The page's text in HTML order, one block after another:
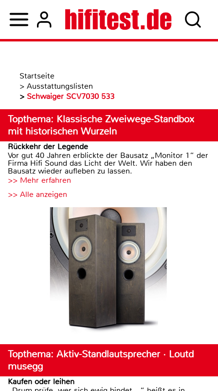
Startseite
> Ausstattungslisten
> Schwaiger SCV7030 533
Topthema: Klassische Zweiwege-Standbox
mit historischen Wurzeln
Rückkehr der Legende
Vor gut 40 Jahren erblickte der Bausatz „Monitor 1“ der
Firma Hifi Sound das Licht der Welt. Wir haben den
Bausatz wieder aufleben zu lassen.
>> Mehr erfahren
>> Alle anzeigen
Topthema: Aktiv-Standlautsprecher · Loutd
musegg
Kaufen oder leihen